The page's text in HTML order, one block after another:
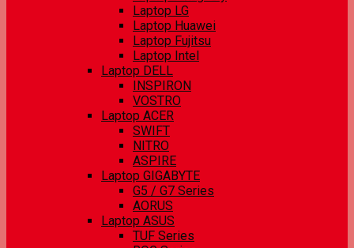
Laptop LG
Laptop Huawei
Laptop Fujitsu
Laptop Intel
Laptop DELL
INSPIRON
VOSTRO
Laptop ACER
SWIFT
NITRO
ASPIRE
Laptop GIGABYTE
G5 / G7 Series
AORUS
Laptop ASUS
TUF Series